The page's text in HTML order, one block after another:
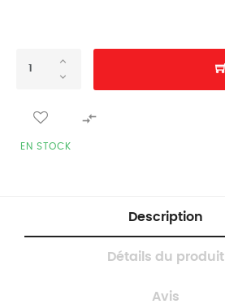

EN STOCK
Description
Détails du produit
Avis